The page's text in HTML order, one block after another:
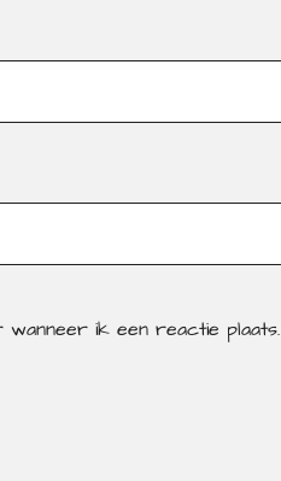
wanneer ik een reactie plaats.